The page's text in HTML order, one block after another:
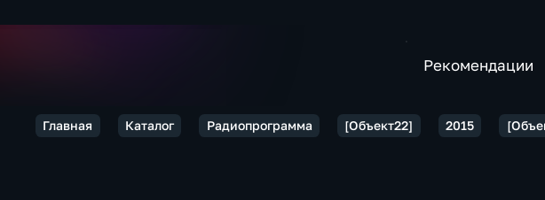
Рекомендации
Главная Каталог Радиопрограмма [Объект22] 2015